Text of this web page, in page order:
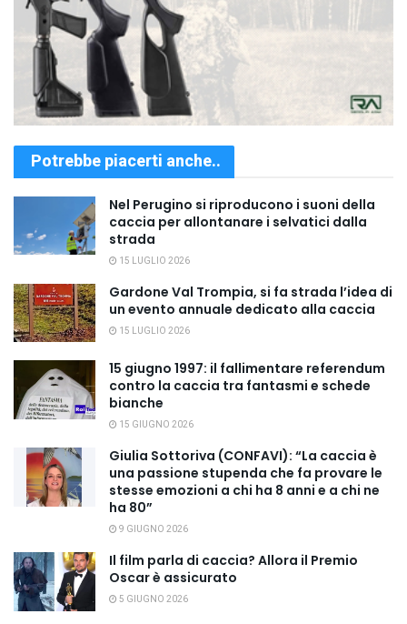
Potrebbe piacerti anche..
Nel Perugino si riproducono i suoni della
caccia per allontanare i selvatici dalla
strada
15 LUGLIO 2026
Gardone Val Trompia, si fa strada l’idea di
un evento annuale dedicato alla caccia
15 LUGLIO 2026
15 giugno 1997: il fallimentare referendum
contro la caccia tra fantasmi e schede
bianche
15 GIUGNO 2026
Giulia Sottoriva (CONFAVI): “La caccia è
una passione stupenda che fa provare le
stesse emozioni a chi ha 8 anni e a chi ne
ha 80”
9 GIUGNO 2026
Il film parla di caccia? Allora il Premio
Oscar è assicurato
5 GIUGNO 2026